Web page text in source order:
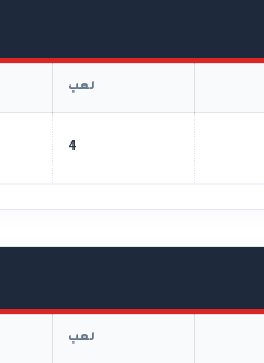
لعب
4
لعب